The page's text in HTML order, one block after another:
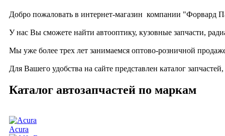
Добро пожаловать в интернет-магазин компании "Форвард
У нас Вы сможете найти автооптику, кузовные запчасти,
Мы уже более трех лет занимаемся оптово-розничной
Для Вашего удобства на сайте представлен каталог
Каталог автозапчастей по маркам
Acura